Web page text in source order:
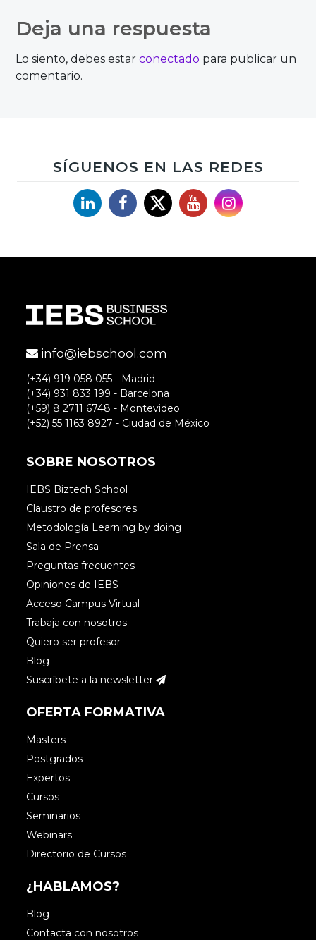
de
entradas
Deja una respuesta
Lo siento, debes estarconectado para publicar un
comentario.
SÍGUENOS EN LAS REDES
LinkedinFacebook
X YouTubeInstagram
info@iebschool.com
(+34) 919 058 055 - Madrid
(+34) 931 833 199 - Barcelona
(+59) 8 2711 6748 - Montevideo
(+52) 55 1163 8927 - Ciudad de México
SOBRE NOSOTROS
IEBS Biztech School
Claustro de profesores
Metodología Learning by doing
Sala de Prensa
Preguntas frecuentes
Opiniones de IEBS
Acceso Campus Virtual
Trabaja con nosotros
Quiero ser profesor
Blog
Suscríbete a la newsletter
OFERTA FORMATIVA
Masters
Postgrados
Expertos
Cursos
Seminarios
Webinars
Directorio de Cursos
¿HABLAMOS?
Blog
Contacta con nosotros